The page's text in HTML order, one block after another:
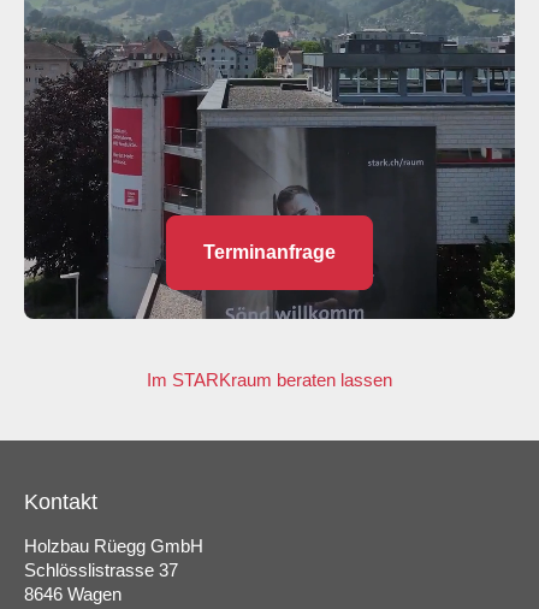
Terminanfrage
Im STARKraum beraten lassen
Kontakt
Holzbau Rüegg GmbH
Schlösslistrasse 37
8646 Wagen